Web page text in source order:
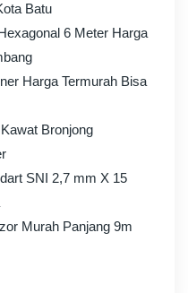
Batu
6 Meter Harga
Harga Termurah Bisa
Bronjong
SNI 2,7 mm X 15
Murah Panjang 9m